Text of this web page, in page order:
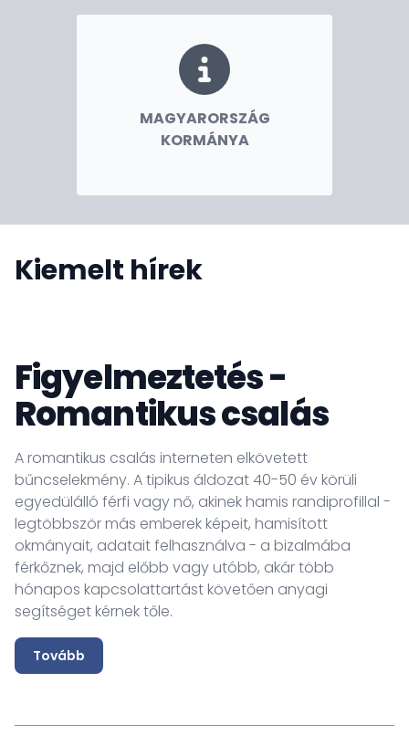
MAGYARORSZÁG
KORMÁNYA
Kiemelt hírek
Figyelmeztetés -
Romantikus csalás
A romantikus csalás interneten elkövetett
bűncselekmény. A tipikus áldozat 40-50 év körüli
egyedülálló férfi vagy nő, akinek hamis randiprofillal -
legtöbbször más emberek képeit, hamisított
okmányait, adatait felhasználva - a bizalmába
férkőznek, majd előbb vagy utóbb, akár több
hónapos kapcsolattartást követően anyagi
segítséget kérnek tőle.
Tovább